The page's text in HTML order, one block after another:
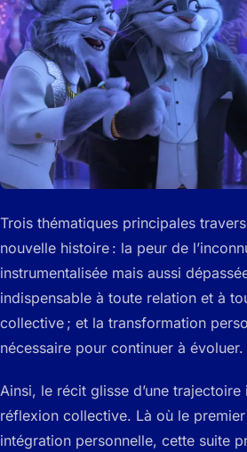
Trois thématiques principales
nouvelle histoire : la peur de
instrumentalisée mais aussi
indispensable à toute relation et à
collective ; et la transformation
nécessaire pour continuer à évoluer.
Ainsi, le récit glisse d’une
réflexion collective. Là où le
intégration personnelle, cette suite